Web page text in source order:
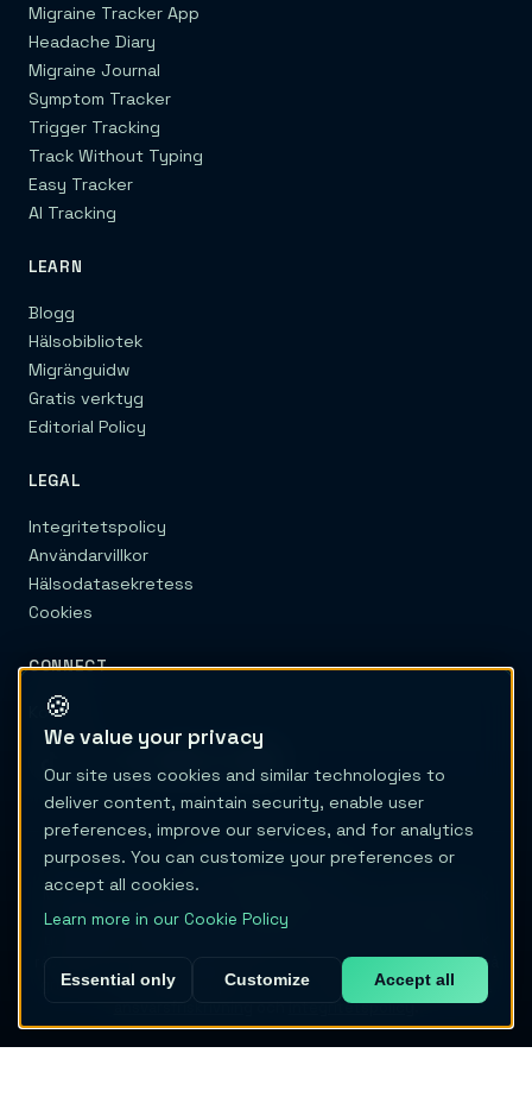
Migraine Tracker App
Headache Diary
Migraine Journal
Symptom Tracker
Trigger Tracking
Track Without Typing
Easy Tracker
AI Tracking
LEARN
Blogg
Hälsobibliotek
Migränguidw
Gratis verktyg
Editorial Policy
LEGAL
Integritetspolicy
Användarvillkor
Hälsodatasekretess
Cookies
CONNECT
Kontakt
© 2026 Migraine Trail
Migraine Trail är varken en vårdgivare eller en medicinteknisk
produkt. Innehållet och verktygen är endast avsedda för
rådgivning. Skjut aldrig upp vård och ändra ingen behandling på
grundval av denna webbplats. Läs vår fullständigamedicinska
integritetspolicy.
🍪
We value your privacy
Our site uses cookies and similar technologies to
deliver content, maintain security, enable user
preferences, improve our services, and for analytics
purposes. You can customize your preferences or
accept all cookies.
Learn more in our Cookie Policy
Essential only Customize Accept all